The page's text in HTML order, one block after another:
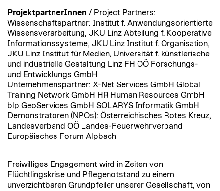
ProjektpartnerInnen / Project Partners:
Wissenschaftspartner: Institut f. Anwendungsorientierte
Wissensverarbeitung, JKU Linz Abteilung f. Kooperative
Informationssysteme, JKU Linz Institut f. Organisation,
JKU Linz Institut für Medien, Universität f. künstlerische
und industrielle Gestaltung Linz FH OÖ Forschungs-
und Entwicklungs GmbH
Unternehmenspartner: X-Net Services GmbH Global
Training Network GmbH HR Human Resources GmbH
blp GeoServices GmbH SOLARYS Informatik GmbH
Demonstratoren (NPOs): Österreichisches Rotes Kreuz,
Landesverband OÖ Landes-Feuerwehrverband
Europäisches Forum Alpbach
Freiwilliges Engagement wird in Zeiten von
Flüchtlingskrise und Pflegenotstand zu einem
unverzichtbaren Grundpfeiler unserer Gesellschaft, von